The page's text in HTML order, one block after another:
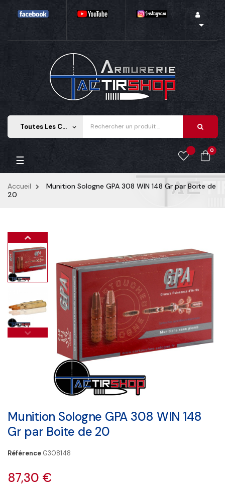

Toutes Les Catégories keyboard_arrow_down
0
Basculer
la
☰
Accueil
Munition Sologne GPA 308 WIN 148 Gr par Boite de
20
Munition Sologne GPA 308 WIN 148
Gr par Boite de 20
Référence G308148
87,30 €